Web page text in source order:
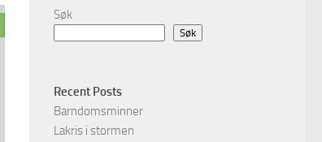
Søk
Søk
Recent Posts
Barndomsminner
Lakris i stormen